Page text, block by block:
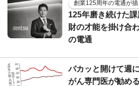
創業125周年の電通が
125年磨き続けた
財の才能を掛け合
の電通
パカッと開けて週
がん専門医が勧め